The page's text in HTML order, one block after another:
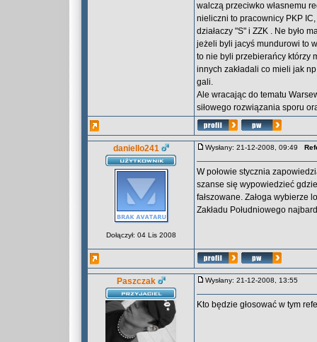
walczą przeciwko własnemu
nieliczni to pracownicy PKP
działaczy "S" i ZZK . Ne było
jeżeli byli jacyś mundurowi to
to nie byli przebierańcy którzy
innych zakładali co mieli jak
gali.
Ale wracając do tematu
siłowego rozwiązania sporu
daniello241
Dołączył: 04 Lis 2008
Wysłany: 21-12-2008, 09:49
W połowie stycznia
szanse się wypowiedzieć
fałszowane. Załoga wybierze
Zakładu Południowego
Paszczak Wysłany: 21-12-2008, 13:55
Kto będzie głosować w tym